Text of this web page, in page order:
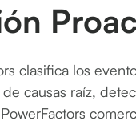
clasifica los
causas raíz,